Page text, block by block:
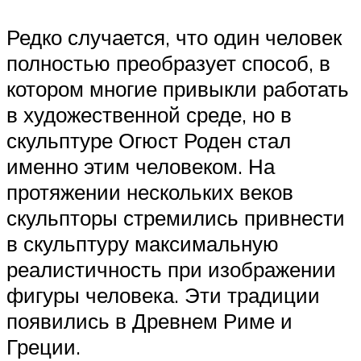
Редко случается, что один человек
полностью преобразует способ, в
котором многие привыкли работать
в художественной среде, но в
скульптуре Огюст Роден стал
именно этим человеком. На
протяжении нескольких веков
скульпторы стремились привнести
в скульптуру максимальную
реалистичность при изображении
фигуры человека. Эти традиции
появились в Древнем Риме и
Греции.